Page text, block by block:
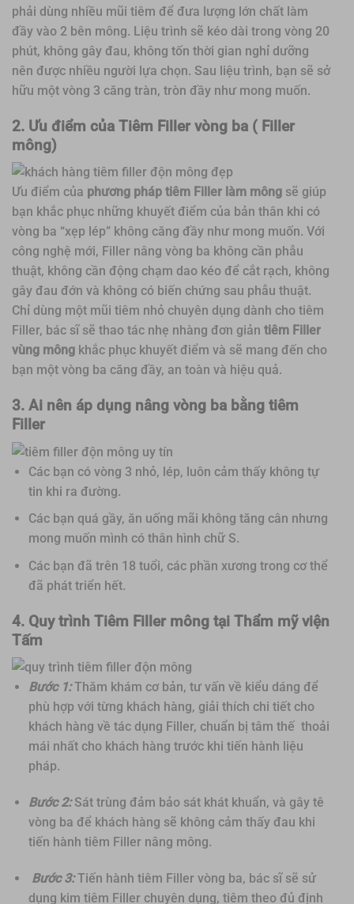
phải dùng nhiều mũi tiêm để đưa lượng lớn chất làm
đầy vào 2 bên mông. Liệu trình sẽ kéo dài trong vòng 20
phút, không gây đau, không tốn thời gian nghỉ dưỡng
nên được nhiều người lựa chọn. Sau liệu trình, bạn sẽ sở
hữu một vòng 3 căng tràn, tròn đầy như mong muốn.
2. Ưu điểm của Tiêm Filler vòng ba ( Filler
mông)
Ưu điểm của phương pháp tiêm Filler làm mông sẽ giúp
bạn khắc phục những khuyết điểm của bản thân khi có
vòng ba “xẹp lép” không căng đầy như mong muốn. Với
công nghệ mới, Filler nâng vòng ba không cần phẫu
thuật, không cần động chạm dao kéo để cắt rạch, không
gây đau đớn và không có biến chứng sau phẫu thuật.
Chỉ dùng một mũi tiêm nhỏ chuyên dụng dành cho tiêm
Filler, bác sĩ sẽ thao tác nhẹ nhàng đơn giản tiêm Filler
vùng mông khắc phục khuyết điểm và sẽ mang đến cho
bạn một vòng ba căng đầy, an toàn và hiệu quả.
3. Ai nên áp dụng nâng vòng ba bằng tiêm
Filler
Các bạn có vòng 3 nhỏ, lép, luôn cảm thấy không tự
tin khi ra đường.
Các bạn quá gầy, ăn uống mãi không tăng cân nhưng
mong muốn mình có thân hình chữ S.
Các bạn đã trên 18 tuổi, các phần xương trong cơ thể
đã phát triển hết.
4. Quy trình Tiêm Filler mông tại Thẩm mỹ viện
Tấm
Bước 1:Thăm khám cơ bản, tư vấn về kiểu dáng để
phù hợp với từng khách hàng, giải thích chi tiết cho
khách hàng về tác dụng Filler, chuẩn bị tâm thế thoải
mái nhất cho khách hàng trước khi tiến hành liệu
pháp.
Bước 2:Sát trùng đảm bảo sát khát khuẩn, và gây tê
vòng ba để khách hàng sẽ không cảm thấy đau khi
tiến hành tiêm Filler nâng mông.
Bước 3:Tiến hành tiêm Filler vòng ba, bác sĩ sẽ sử
dụng kim tiêm Filler chuyên dụng, tiêm theo đủ định